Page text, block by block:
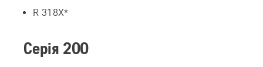
R 318X*
Серія 200